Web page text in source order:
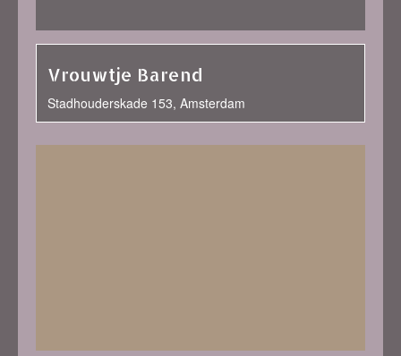
Vrouwtje Barend
Stadhouderskade 153, Amsterdam